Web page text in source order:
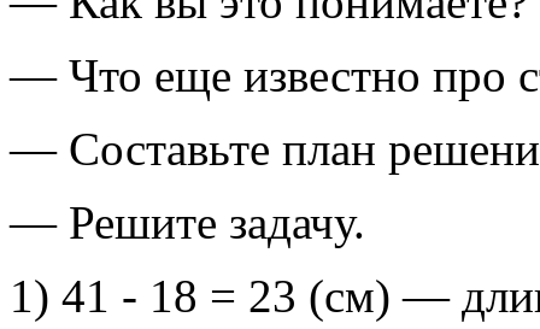
— Что еще известно про
— Составьте план
— Решите задачу.
1) 41 - 18 = 23 (см) —